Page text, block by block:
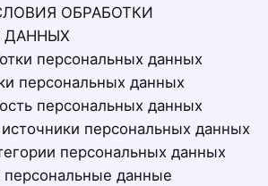
ОБРАБОТКИ
ДАННЫХ
персональных данных
персональных данных
персональных данных
персональных данных
персональных данных
данные